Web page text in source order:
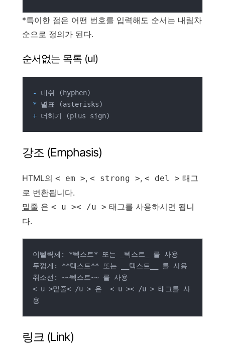
*특이한 점은 어떤 번호를 입력해도 순서는 내림차
순으로 정의가 된다.
순서없는 목록 (ul)
-
*
+ 더하기 (plus sign)
강조 (Emphasis)
HTML의 < em >, < strong >, < del > 태그
로 변환됩니다.
밑줄 은 < u >< /u > 태그를 사용하시면 됩니
다.
이텔릭체: *텍스트* 또는 _텍스트_ 를 사용
두껍게: **텍스트** 또는 __텍스트__ 를 사용
취소선: ~~텍스트~~ 를 사용
< u >밑줄< /u > 은  < u >< /u > 태그를 사
용
링크 (Link)